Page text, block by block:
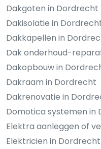
Dakgoten in Dordrecht
Dakisolatie in
Dakkapellen in
Dak onderhoud-
Dakopbouw in
Dakraam in Dordrecht
Dakrenovatie in
Domotica systemen in
Elektra aanleggen of
Elektricien in Dordrecht